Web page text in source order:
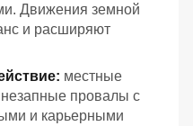
Движения земной
и расширяют
местные
провалы с
и карьерными